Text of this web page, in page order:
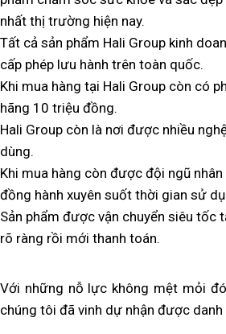
nhất thị trường hiện nay.
Tất cả sản phẩm Hali Group kinh
cấp phép lưu hành trên toàn quốc.
Khi mua hàng tại Hali Group còn có
hãng 10 triệu đồng.
Hali Group còn là nơi được nhiều
dùng.
Khi mua hàng còn được đội ngũ
đồng hành xuyên suốt thời gian sử
Sản phẩm được vận chuyển siêu tốc
rõ ràng rồi mới thanh toán.
Với những nỗ lực không mệt mỏi
chúng tôi đã vinh dự nhận được danh